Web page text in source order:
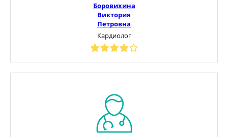
Боровихина
Виктория
Петровна
Кардиолог